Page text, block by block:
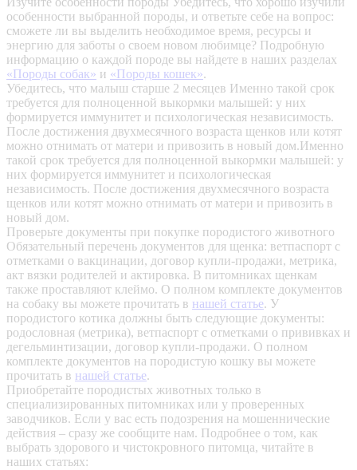
особенности выбранной породы, и ответьте себе на вопрос:
сможете ли вы выделить необходимое время, ресурсы и
энергию для заботы о своем новом любимце? Подробную
информацию о каждой породе вы найдете в наших разделах
«Породы собак» и «Породы кошек».
Убедитесь, что малыш старше 2 месяцев Именно такой срок
требуется для полноценной выкормки малышей: у них
формируется иммунитет и психологическая независимость.
После достижения двухмесячного возраста щенков или котят
можно отнимать от матери и привозить в новый дом.Именно
такой срок требуется для полноценной выкормки малышей: у
них формируется иммунитет и психологическая
независимость. После достижения двухмесячного возраста
щенков или котят можно отнимать от матери и привозить в
новый дом.
Проверьте документы при покупке породистого животного
Обязательный перечень документов для щенка: ветпаспорт с
отметками о вакцинации, договор купли-продажи, метрика,
акт вязки родителей и актировка. В питомниках щенкам
также проставляют клеймо. О полном комплекте документов
на собаку вы можете прочитать в нашей статье. У
породистого котика должны быть следующие документы:
родословная (метрика), ветпаспорт с отметками о прививках и
дегельминтизации, договор купли-продажи. О полном
комплекте документов на породистую кошку вы можете
прочитать в нашей статье.
Приобретайте породистых животных только в
специализированных питомниках или у проверенных
заводчиков. Если у вас есть подозрения на мошеннические
действия – сразу же сообщите нам. Подробнее о том, как
выбрать здорового и чистокровного питомца, читайте в
наших статьях: